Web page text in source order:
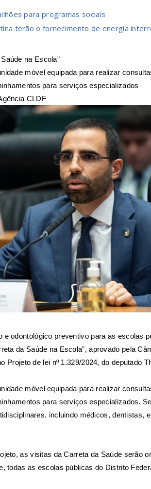
para programas sociais
terão o fornecimento de energia
na Escola”
móvel equipada para realizar
para serviços especializados
CLDF
e odontológico preventivo para as escolas
da Saúde na Escola”, aprovado pela
Projeto de lei nº 1.329/2024, do deputado
móvel equipada para realizar
para serviços especializados.
incluindo médicos, dentistas,
as visitas da Carreta da Saúde serão
todas as escolas públicas do Distrito